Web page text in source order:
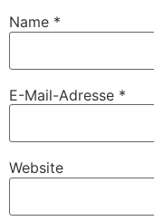
Name *
E-Mail-Adresse *
Website